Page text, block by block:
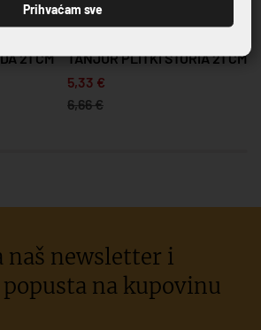
SERIJA STORIA
21 CM TANJUR PLITKI OBRUB
FLUER AMBER 19 CM
6,10 €
naš newsletter i
na kupovinu
Prihvaćam sve